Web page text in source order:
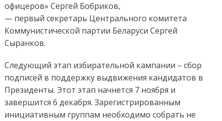
офицеров» Сергей Бобриков,
— первый секретарь Центрального комитета
Коммунистической партии Беларуси Сергей
Сыранков.
Следующий этап избирательной кампании – сбор
подписей в поддержку выдвижения кандидатов в
Президенты. Этот этап начнется 7 ноября и
завершится 6 декабря. Зарегистрированным
инициативным группам необходимо собрать не